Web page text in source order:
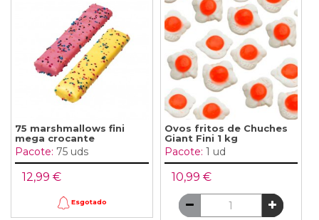
75 marshmallows fini
mega crocante
Pacote: 75 uds
12,99 €
Esgotado
Ovos fritos de Chuches
Giant Fini 1 kg
Pacote: 1 ud
10,99 €